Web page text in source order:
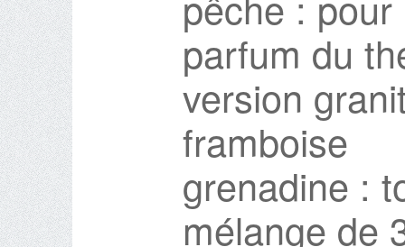
parfum du
version
framboise
grenadine :
mélange de